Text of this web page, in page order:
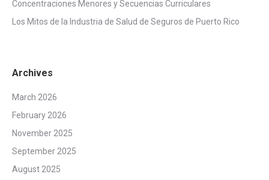
Concentraciones Menores y Secuencias Curriculares
Los Mitos de la Industria de Salud de Seguros de Puerto Rico
Archives
March 2026
February 2026
November 2025
September 2025
August 2025